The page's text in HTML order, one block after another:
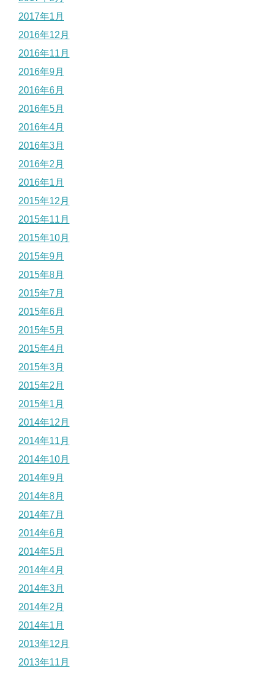
2017年1月
2016年12月
2016年11月
2016年9月
2016年6月
2016年5月
2016年4月
2016年3月
2016年2月
2016年1月
2015年12月
2015年11月
2015年10月
2015年9月
2015年8月
2015年7月
2015年6月
2015年5月
2015年4月
2015年3月
2015年2月
2015年1月
2014年12月
2014年11月
2014年10月
2014年9月
2014年8月
2014年7月
2014年6月
2014年5月
2014年4月
2014年3月
2014年2月
2014年1月
2013年12月
2013年11月